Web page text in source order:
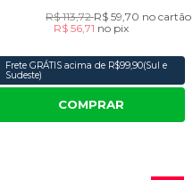
R$ 113,72R$ 59,70 no cartão
R$ 56,71 no pix
Frete GRÁTIS acima de R$99,90(Sul e
Sudeste)
COMPRAR